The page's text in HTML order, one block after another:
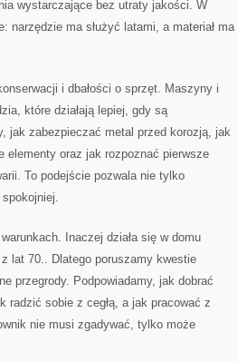
wystarczające bez utraty jakości. W
narzędzie ma służyć latami, a materiał ma
i dbałości o sprzęt. Maszyny i
które działają lepiej, gdy są
jak zabezpieczać metal przed korozją, jak
elementy oraz jak rozpoznać pierwsze
To podejście pozwala nie tylko
Inaczej działa się w domu
lat 70.. Dlatego poruszamy kwestie
przegrody. Podpowiadamy, jak dobrać
radzić sobie z cegłą, a jak pracować z
nie musi zgadywać, tylko może